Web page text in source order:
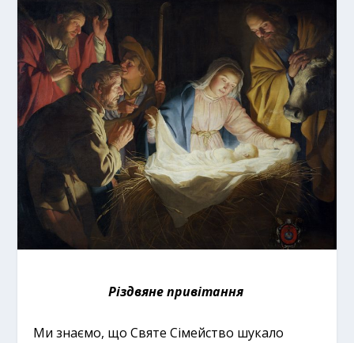
Різдвяне привітання
Ми знаємо, що Святе Сімейство шукало